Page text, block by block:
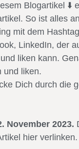
Blogartikel ⬇️
So ist alles
mit dem Hashtag
LinkedIn, der
liken kann.
und liken.
Dich durch die
November 2023.
hier verlinken.